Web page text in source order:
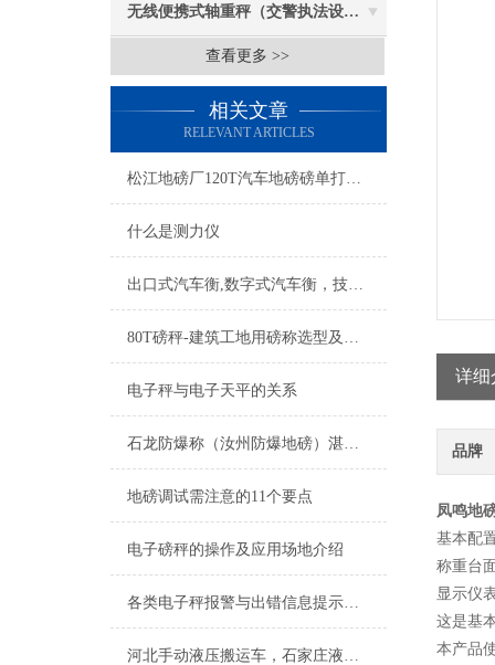
无线便携式轴重秤（交警执法设备）
查看更多 >>
相关文章
RELEVANT ARTICLES
松江地磅厂120T汽车地磅磅单打印方法
什么是测力仪
出口式汽车衡,数字式汽车衡，技术指标
80T磅秤-建筑工地用磅称选型及安装
电子秤与电子天平的关系
石龙防爆称（汝州防爆地磅）湛河防爆台称维修
地磅调试需注意的11个要点
电子磅秤的操作及应用场地介绍
各类电子秤报警与出错信息提示原因解析
河北手动液压搬运车，石家庄液压搬运秤，叉车秤
详细
品牌
凤鸣地
基本配
称重台
显示仪
这是基
本产品